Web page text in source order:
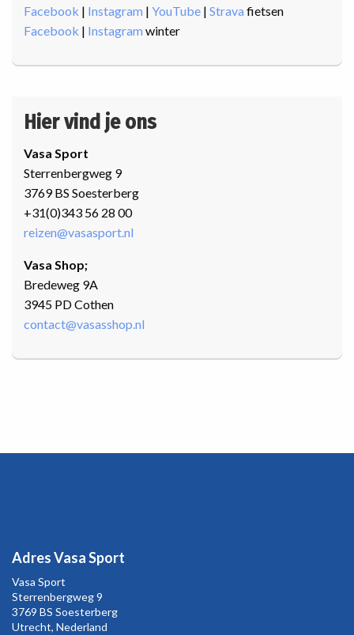
Facebook | Instagram | YouTube | Strava fietsen
Facebook | Instagram winter
Hier vind je ons
Vasa Sport
Sterrenbergweg 9
3769 BS Soesterberg
+31(0)343 56 28 00
reizen@vasasport.nl
Vasa Shop;
Bredeweg 9A
3945 PD Cothen
contact@vasasshop.nl
Adres Vasa Sport
Vasa Sport
Sterrenbergweg9
3769 BS Soesterberg
Utrecht, Nederland